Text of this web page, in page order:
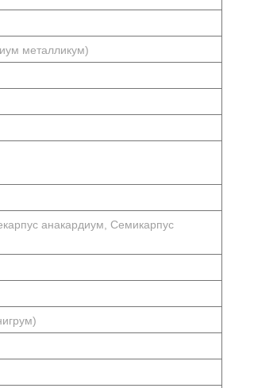
металликум)
анакардиум, Семикарпус